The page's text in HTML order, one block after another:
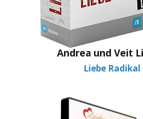
Andrea und Veit
Liebe Radikal